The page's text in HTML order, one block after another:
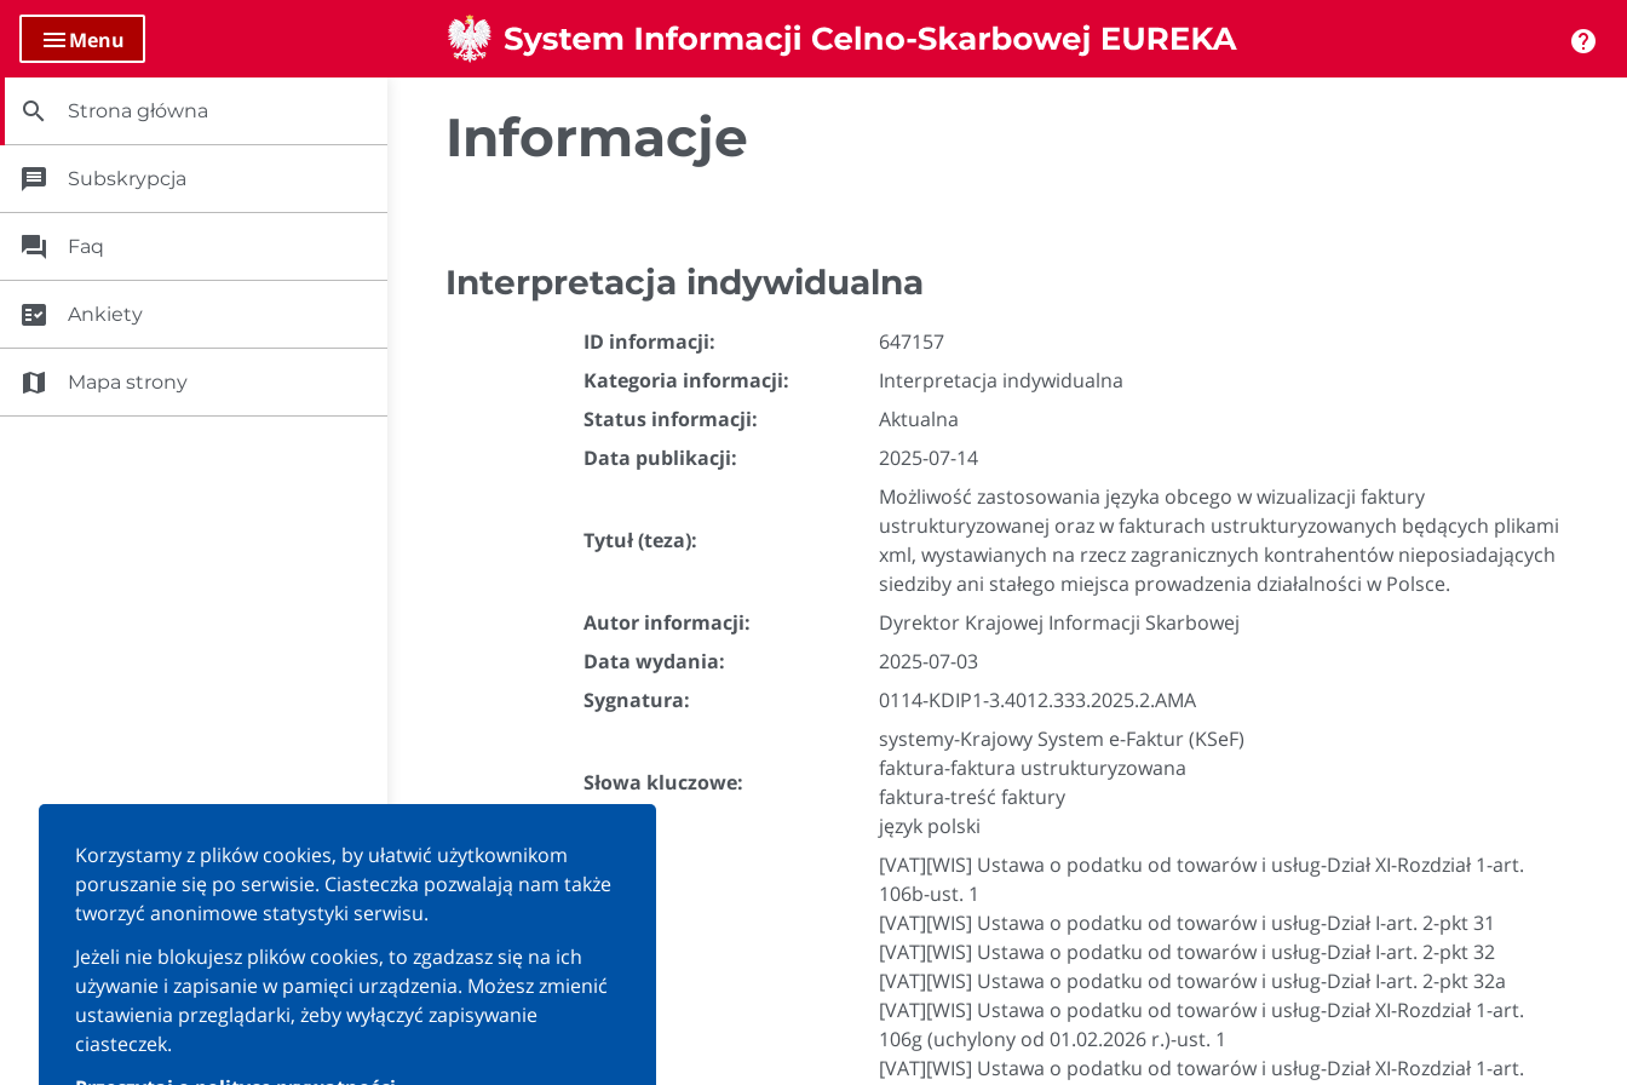
menuMenu help
search Strona główna
message Subskrypcja
question_answer Faq
fact_check Ankiety
map Mapa strony
Informacje
Interpretacja indywidualna
ID informacji:
647157
Kategoria informacji:
Interpretacja indywidualna
Status informacji:
Aktualna
Data publikacji:
2025-07-14
Tytuł (teza):
Możliwość zastosowania języka obcego w wizualizacji faktury
ustrukturyzowanej oraz w fakturach ustrukturyzowanych będących plikami
xml, wystawianych na rzecz zagranicznych kontrahentów nieposiadających
siedziby ani stałego miejsca prowadzenia działalności w Polsce.
Autor informacji:
Dyrektor Krajowej Informacji Skarbowej
Data wydania:
2025-07-03
Sygnatura:
0114-KDIP1-3.4012.333.2025.2.AMA
Słowa kluczowe:
systemy-Krajowy System e-Faktur (KSeF)
faktura-faktura ustrukturyzowana
faktura-treść faktury
język polski
[VAT][WIS] Ustawa o podatku od towarów i usług-Dział XI-Rozdział 1-art.
106b-ust. 1
[VAT][WIS] Ustawa o podatku od towarów i usług-Dział I-art. 2-pkt 31
[VAT][WIS] Ustawa o podatku od towarów i usług-Dział I-art. 2-pkt 32
[VAT][WIS] Ustawa o podatku od towarów i usług-Dział I-art. 2-pkt 32a
[VAT][WIS] Ustawa o podatku od towarów i usług-Dział XI-Rozdział 1-art.
106g (uchylony od 01.02.2026 r.)-ust. 1
[VAT][WIS] Ustawa o podatku od towarów i usług-Dział XI-Rozdział 1-art.
Korzystamy z plików cookies, by ułatwić użytkownikom
poruszanie się po serwisie. Ciasteczka pozwalają nam także
tworzyć anonimowe statystyki serwisu.
Jeżeli nie blokujesz plików cookies, to zgadzasz się na ich
używanie i zapisanie w pamięci urządzenia. Możesz zmienić
ustawienia przeglądarki, żeby wyłączyć zapisywanie
ciasteczek.